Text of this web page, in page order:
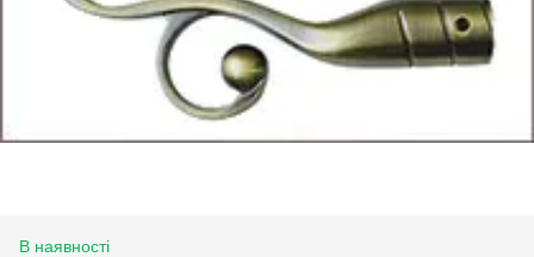
В наявності